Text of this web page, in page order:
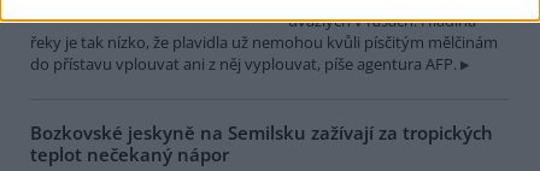
uvázlých v řasách. Hladina
řeky je tak nízko, že plavidla už nemohou kvůli písčitým mělčinám
do přístavu vplouvat ani z něj vyplouvat, píše agentura AFP.
Bozkovské jeskyně na Semilsku zažívají za tropických
teplot nečekaný nápor